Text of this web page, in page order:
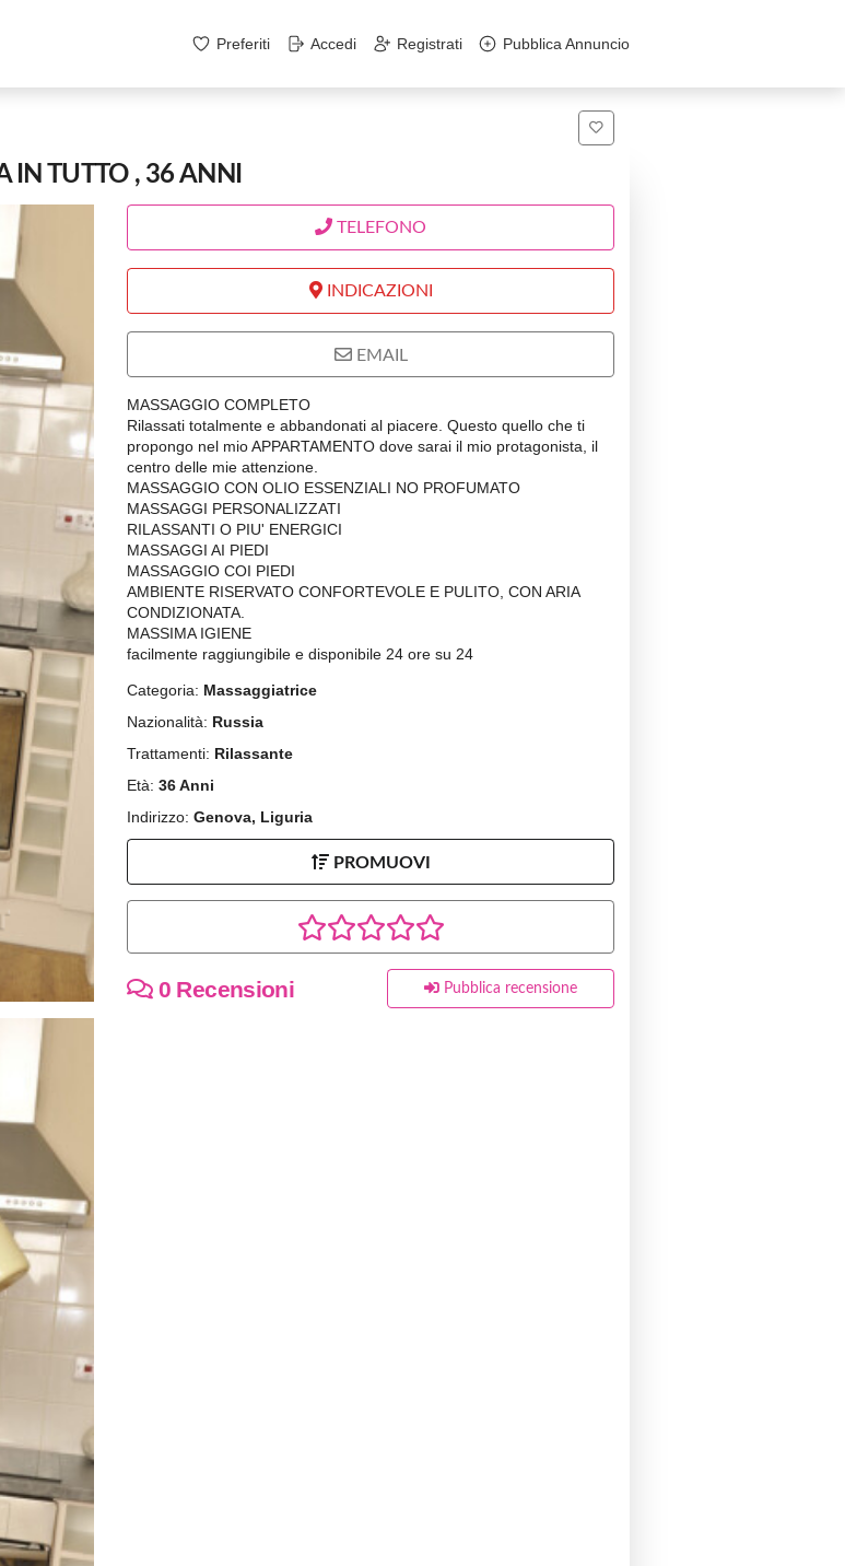
Preferiti Accedi Registrati Pubblica Annuncio
IN TUTTO , 36 ANNI
TELEFONO
INDICAZIONI
EMAIL
MASSAGGIO COMPLETO
Rilassati totalmente e abbandonati al piacere. Questo quello che ti
propongo nel mio APPARTAMENTO dove sarai il mio protagonista, il
centro delle mie attenzione.
MASSAGGIO CON OLIO ESSENZIALI NO PROFUMATO
MASSAGGI PERSONALIZZATI
RILASSANTI O PIU' ENERGICI
MASSAGGI AI PIEDI
MASSAGGIO COI PIEDI
AMBIENTE RISERVATO CONFORTEVOLE E PULITO, CON ARIA
CONDIZIONATA.
MASSIMA IGIENE
facilmente raggiungibile e disponibile 24 ore su 24
Categoria: Massaggiatrice
Nazionalità: Russia
Trattamenti: Rilassante
Età: 36 Anni
Indirizzo: Genova, Liguria
PROMUOVI
0 Recensioni Pubblica recensione